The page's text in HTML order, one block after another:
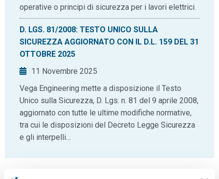
operative o principi di sicurezza per i lavori elettrici.
D. LGS. 81/2008: TESTO UNICO SULLA
SICUREZZA AGGIORNATO CON IL D.L. 159 DEL 31
OTTOBRE 2025
11 Novembre 2025
Vega Engineering mette a disposizione il Testo
Unico sulla Sicurezza, D. Lgs. n. 81 del 9 aprile 2008,
aggiornato con tutte le ultime modifiche normative,
tra cui le disposizioni del Decreto Legge Sicurezza
e gli interpelli…